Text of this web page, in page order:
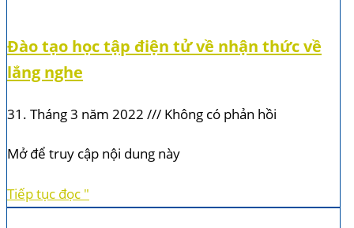
Đào tạo học tập điện tử về nhận thức về
lắng nghe
31. Tháng 3 năm 2022 Không có phản hồi
Mở để truy cập nội dung này
Tiếp tục đọc "